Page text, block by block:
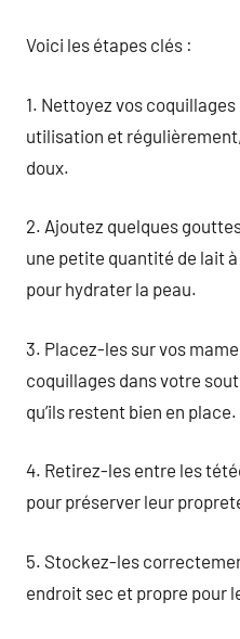
Voici les étapes clés :
1. Nettoyez vos
utilisation et
doux.
2. Ajoutez quelques
une petite quantité de lait
pour hydrater la peau.
3. Placez-les sur vos
coquillages dans votre
qu’ils restent bien en place.
4. Retirez-les entre les
pour préserver leur
5. Stockez-les
endroit sec et propre pour